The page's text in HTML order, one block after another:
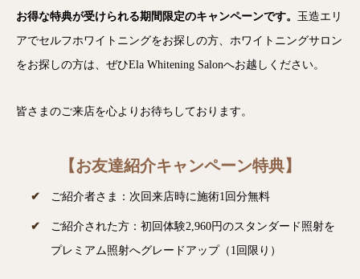
お得な特典が受けられる期間限定のキャンペーンです。 玉造エリ
アでセルフホワイトニングをお探しの方、ホワイトニングサロン
をお探しの方は、ぜひEla Whitening Salonへお越しください。
皆さまのご来店を心よりお待ちしております。
【お友達紹介キャンペーン特典】
ご紹介者さま：次回来店時に施術1回分無料
ご紹介された方：初回体験2,960円のスタンダード照射を
プレミアム照射へグレードアップ（1回限り）